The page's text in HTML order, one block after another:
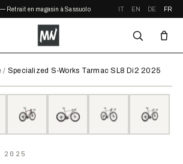
Retrait en magasin à Sassuolo IT EN DE FR
/ Specialized S-Works Tarmac SL8 Di2 2025
⤢ ZOOM